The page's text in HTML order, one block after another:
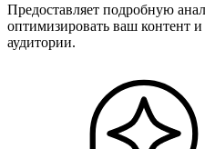
Предоставляет подробную
оптимизировать ваш контент
аудитории.